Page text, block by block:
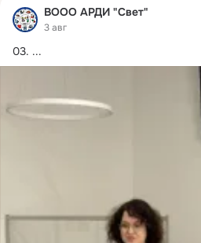
ВООО АРДИ "Свет"
3 авг
03. ...